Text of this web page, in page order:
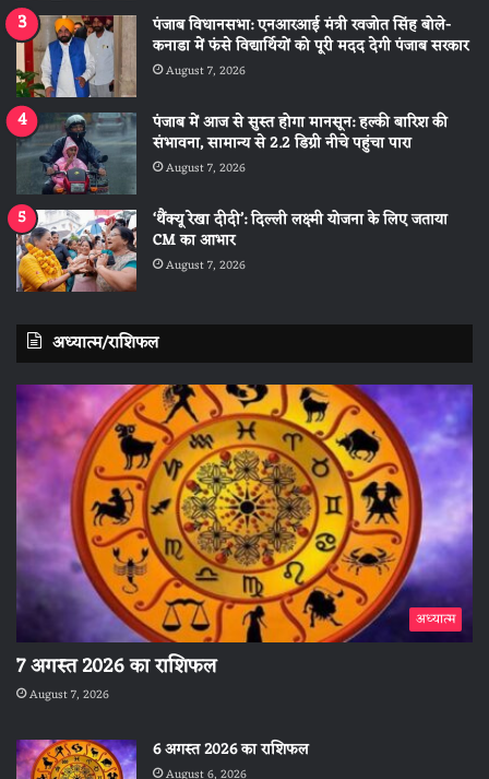
पंजाब विधानसभा: एनआरआई मंत्री रवजोत सिंह बोले-
कनाडा में फंसे विद्यार्थियों को पूरी मदद देगी पंजाब सरकार
August 7, 2026
पंजाब में आज से सुस्त होगा मानसून: हल्की बारिश की
संभावना, सामान्य से 2.2 डिग्री नीचे पहुंचा पारा
August 7, 2026
‘थैंक्यू रेखा दीदी’: दिल्ली लक्ष्मी योजना के लिए जताया
CM का आभार
August 7, 2026
अध्यात्म/राशिफल
अध्यात्म
7 अगस्त 2026 का राशिफल
August 7, 2026
6 अगस्त 2026 का राशिफल
August 6, 2026